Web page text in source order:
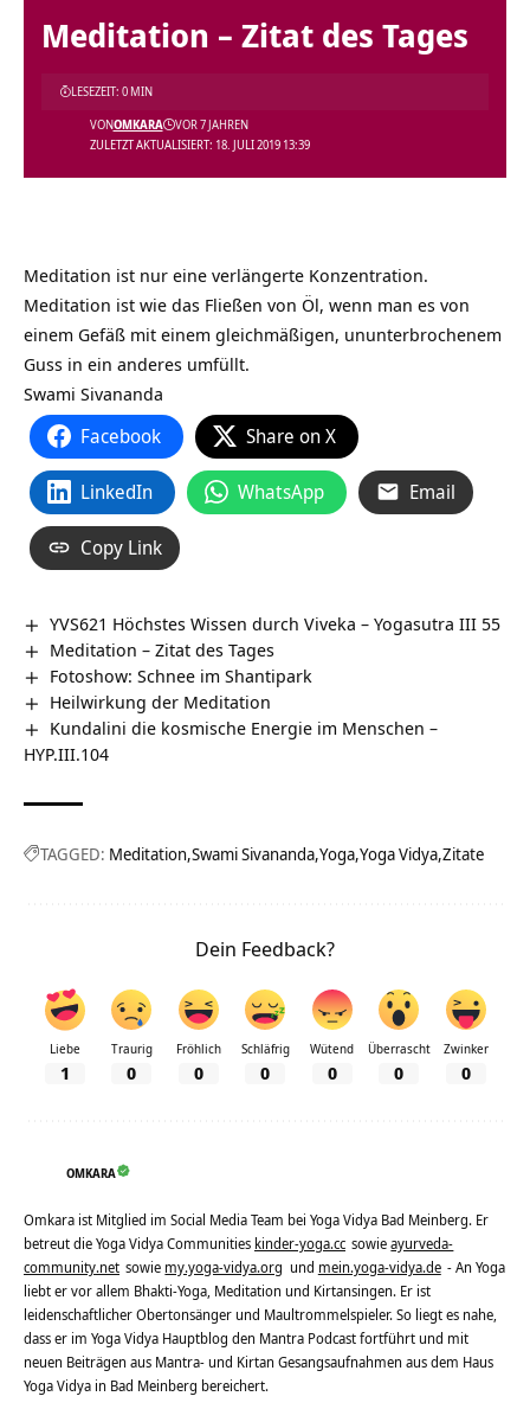
Meditation – Zitat des Tages
ZULETZT AKTUALISIERT: 18. JULI 2019 13:39
VONOMKARA VOR 7 JAHREN
LESEZEIT: 0 MIN
Meditation ist nur eine verlängerte Konzentration.
Meditation ist wie das Fließen von Öl, wenn man es von
einem Gefäß mit einem gleichmäßigen, ununterbrochenem
Guss in ein anderes umfüllt.
Swami Sivananda
Facebook Share on X
LinkedIn WhatsApp Email
Copy Link
YVS621 Höchstes Wissen durch Viveka – Yogasutra III 55
Meditation – Zitat des Tages
Fotoshow: Schnee im Shantipark
Heilwirkung der Meditation
Kundalini die kosmische Energie im Menschen –
HYP.III.104
TAGGED: Meditation Swami Sivananda Yoga Yoga Vidya Zitate
Dein Feedback?
Liebe
1
Traurig
0
Fröhlich
0
Schläfrig
0
Wütend
0
Überrascht
0
Zwinker
0
OMKARA
Omkara ist Mitglied im Social Media Team bei Yoga Vidya Bad Meinberg. Er
betreut die Yoga Vidya Communities kinder-yoga.cc sowieayurveda-
community.net sowie my.yoga-vidya.org und mein.yoga-vidya.de - An Yoga
liebt er vor allem Bhakti-Yoga, Meditation und Kirtansingen. Er ist
leidenschaftlicher Obertonsänger und Maultrommelspieler. So liegt es nahe,
dass er im Yoga Vidya Hauptblog den Mantra Podcast fortführt und mit
neuen Beiträgen aus Mantra- und Kirtan Gesangsaufnahmen aus dem Haus
Yoga Vidya in Bad Meinberg bereichert.